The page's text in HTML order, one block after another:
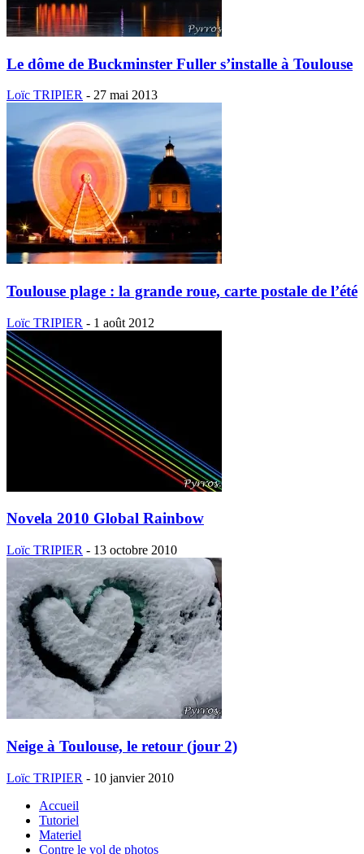
Le dôme de Buckminster Fuller s’installe à Toulouse
Loïc TRIPIER - 27 mai 2013
Toulouse plage : la grande roue, carte postale de l’été
Loïc TRIPIER - 1 août 2012
Novela 2010 Global Rainbow
Loïc TRIPIER - 13 octobre 2010
Neige à Toulouse, le retour (jour 2)
Loïc TRIPIER - 10 janvier 2010
Accueil
Tutoriel
Materiel
Contre le vol de photos